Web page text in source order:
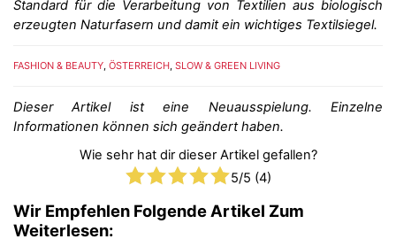
Standard für die Verarbeitung von Textilien aus biologisch
erzeugten Naturfasern und damit ein wichtiges Textilsiegel.
FASHION & BEAUTY, ÖSTERREICH, SLOW & GREEN LIVING
Dieser Artikel ist eine Neuausspielung. Einzelne
Informationen können sich geändert haben.
Wie sehr hat dir dieser Artikel gefallen?
5/5 (4)
Wir Empfehlen Folgende Artikel Zum
Weiterlesen: